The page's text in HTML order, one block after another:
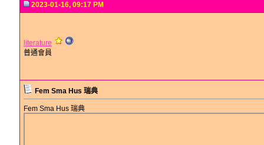
2023-01-16, 09:17 PM
literature
普通會員
Fem Sma Hus 瑞典
Fem Sma Hus 瑞典